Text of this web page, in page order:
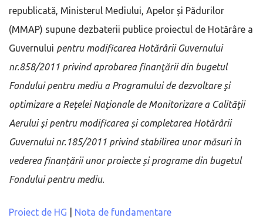
republicată, Ministerul Mediului, Apelor și Pădurilor
(MMAP) supune dezbaterii publice proiectul de Hotărâre a
Guvernului pentru modificarea Hotărârii Guvernului
nr.858/2011 privind aprobarea finanţării din bugetul
Fondului pentru mediu a Programului de dezvoltare şi
optimizare a Reţelei Naţionale de Monitorizare a Calităţii
Aerului şi pentru modificarea și completarea Hotărârii
Guvernului nr.185/2011 privind stabilirea unor măsuri în
vederea finanțării unor proiecte și programe din bugetul
Fondului pentru mediu.
Proiect de HG Nota de fundamentare